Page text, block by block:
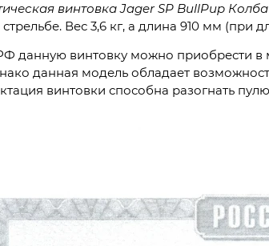
винтовка Jager SP BullPup Колба
Вес 3,6 кг, а длина 910 мм (при
данную винтовку можно приобрести
данная модель обладает
винтовки способна разогнать